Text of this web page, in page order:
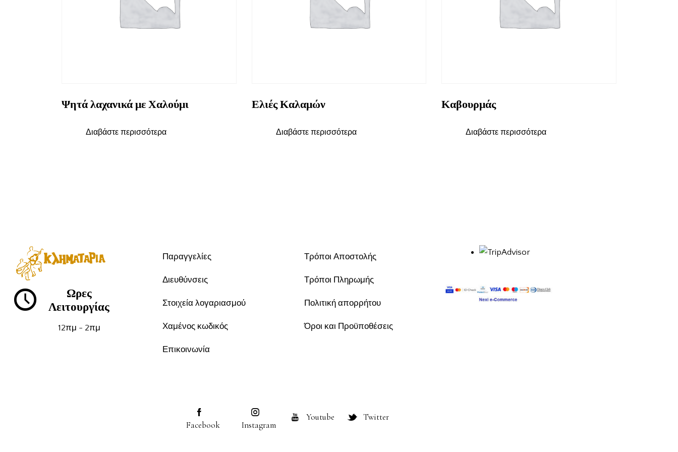
Ψητά λαχανικά με Χαλούμι
Διαβάστε περισσότερα
Ελιές Καλαμών
Διαβάστε περισσότερα
Καβουρμάς
Διαβάστε περισσότερα
Ωρες
Λειτουργίας
12πμ - 2πμ
Παραγγελίες
Διευθύνσεις
Στοιχεία λογαριασμού
Χαμένος κωδικός
Επικοινωνία
Τρόποι Αποστολής
Τρόποι Πληρωμής
Πολιτική απορρήτου
Όροι και Προϋποθέσεις
Facebook Instagram
Youtube Twitter